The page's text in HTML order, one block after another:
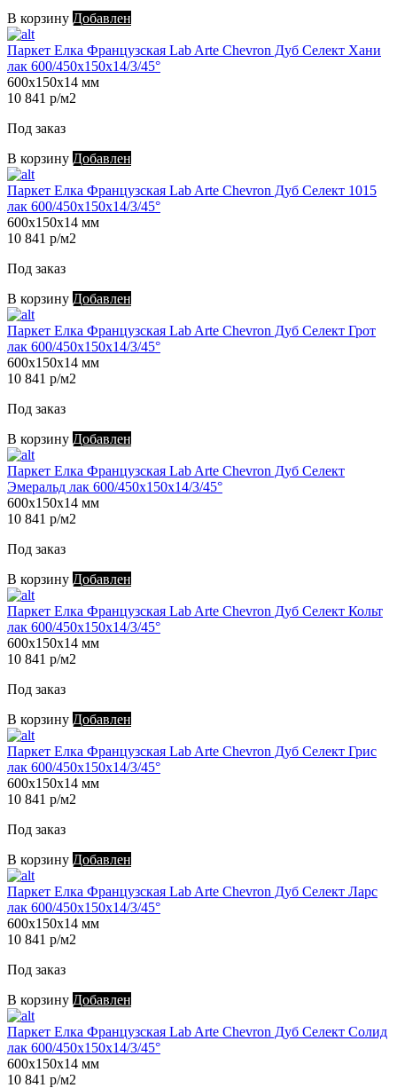
В корзину Добавлен
Паркет Елка Французская Lab Arte Chevron Дуб Селект Хани
лак 600/450х150х14/3/45°
600х150х14 мм
10 841 р/м2
Под заказ
В корзину Добавлен
Паркет Елка Французская Lab Arte Chevron Дуб Селект 1015
лак 600/450х150х14/3/45°
600х150х14 мм
10 841 р/м2
Под заказ
В корзину Добавлен
Паркет Елка Французская Lab Arte Chevron Дуб Селект Грот
лак 600/450х150х14/3/45°
600х150х14 мм
10 841 р/м2
Под заказ
В корзину Добавлен
Паркет Елка Французская Lab Arte Chevron Дуб Селект
Эмеральд лак 600/450х150х14/3/45°
600х150х14 мм
10 841 р/м2
Под заказ
В корзину Добавлен
Паркет Елка Французская Lab Arte Chevron Дуб Селект Кольт
лак 600/450х150х14/3/45°
600х150х14 мм
10 841 р/м2
Под заказ
В корзину Добавлен
Паркет Елка Французская Lab Arte Chevron Дуб Селект Грис
лак 600/450х150х14/3/45°
600х150х14 мм
10 841 р/м2
Под заказ
В корзину Добавлен
Паркет Елка Французская Lab Arte Chevron Дуб Селект Ларс
лак 600/450х150х14/3/45°
600х150х14 мм
10 841 р/м2
Под заказ
В корзину Добавлен
Паркет Елка Французская Lab Arte Chevron Дуб Селект Солид
лак 600/450х150х14/3/45°
600х150х14 мм
10 841 р/м2